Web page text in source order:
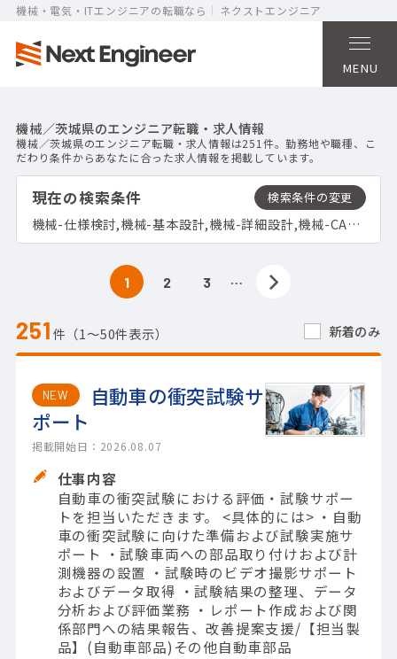
機械・電気・ITエンジニアの転職なら ネクストエンジニア
MENU
機械／茨城県のエンジニア転職・求人情報
機械／茨城県のエンジニア転職・求人情報は251件。勤務地や職種、こ
だわり条件からあなたに合った求人情報を掲載しています。
現在の検索条件
機械-仕様検討,機械-基本設計,機械-詳細設計,機械-CAD製図,機械-CAD製図（計画図）,機械-CAD製図（組立図）,機械-CAD製図（部品図）,機械-解析,機械-試験・評価,機械-生産技術フォロー,茨城県
251件（1〜50件表示） 新着のみ
1 2 3 …
NEW
自動車の衝突試験サ
ポート
掲載開始日：2026.08.07
仕事内容
自動車の衝突試験における評価・試験サポー
トを担当いただきます。 <具体的には> ・自動
車の衝突試験に向けた準備および試験実施サ
ポート ・試験車両への部品取り付けおよび計
測機器の設置 ・試験時のビデオ撮影サポート
およびデータ取得 ・試験結果の整理、データ
分析および評価業務 ・レポート作成および関
係部門への結果報告、改善提案支援/【担当製
品】(自動車部品)その他自動車部品